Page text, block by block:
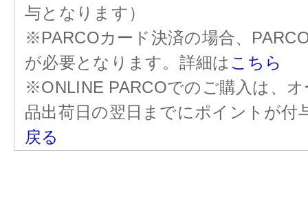
与となります）
※PARCOカード決済の場合、
が必要となります。詳細は こちら
※ONLINE PARCOでのご購入は、
品出荷日の翌日までにポイントが付
戻る